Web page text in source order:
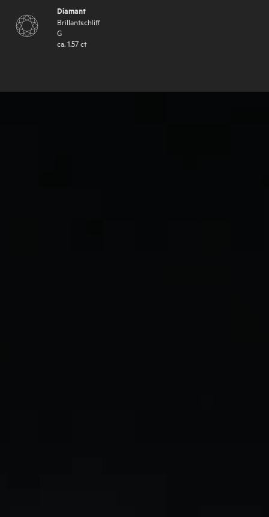
Diamant
Brillantschliff
G
ca. 1.57ct